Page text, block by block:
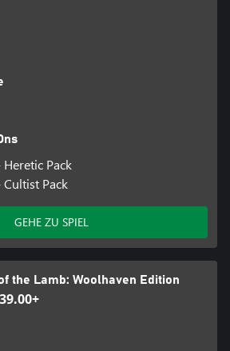
Pack
Pack
GEHE ZU SPIEL
the Lamb: Woolhaven Edition